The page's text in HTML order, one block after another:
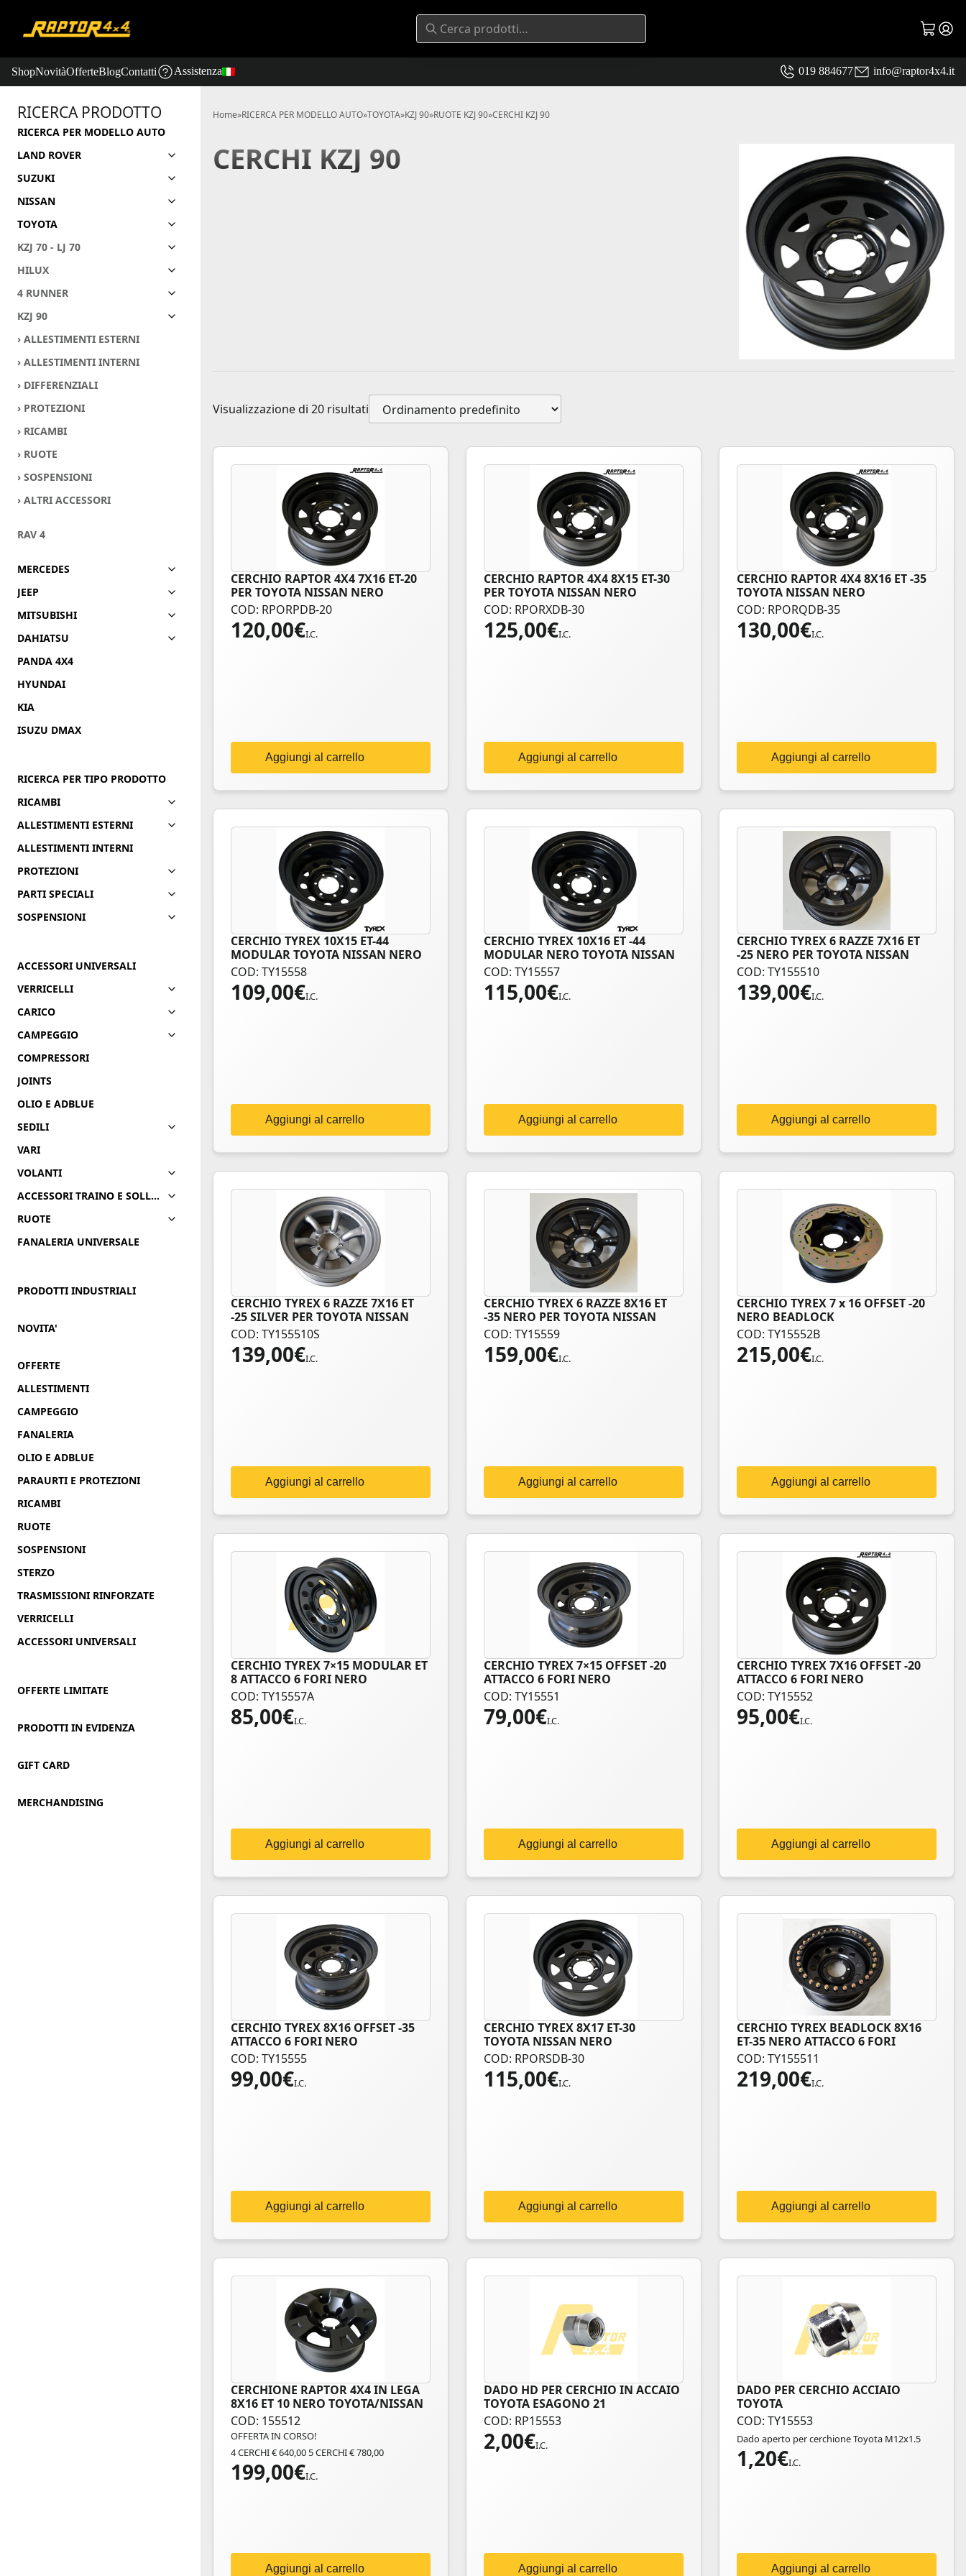
ShopNovitàOfferteBlogContatti Assistenza 019 884677 info@raptor4x4.it
RICERCA PRODOTTO
RICERCA PER MODELLO AUTO
LAND ROVER
SUZUKI
NISSAN
TOYOTA
KZJ 70 - LJ 70
HILUX
4 RUNNER
KZJ 90
› ALLESTIMENTI ESTERNI
› ALLESTIMENTI INTERNI
› DIFFERENZIALI
› PROTEZIONI
› RICAMBI
› RUOTE
› SOSPENSIONI
› ALTRI ACCESSORI
RAV 4
MERCEDES
JEEP
MITSUBISHI
DAHIATSU
PANDA 4X4
HYUNDAI
KIA
ISUZU DMAX
RICERCA PER TIPO PRODOTTO
RICAMBI
ALLESTIMENTI ESTERNI
ALLESTIMENTI INTERNI
PROTEZIONI
PARTI SPECIALI
SOSPENSIONI
ACCESSORI UNIVERSALI
VERRICELLI
CARICO
CAMPEGGIO
COMPRESSORI
JOINTS
OLIO E ADBLUE
SEDILI
VARI
VOLANTI
ACCESSORI TRAINO E SOLLEVAMENTO
RUOTE
FANALERIA UNIVERSALE
PRODOTTI INDUSTRIALI
NOVITA'
OFFERTE
ALLESTIMENTI
CAMPEGGIO
FANALERIA
OLIO E ADBLUE
PARAURTI E PROTEZIONI
RICAMBI
RUOTE
SOSPENSIONI
STERZO
TRASMISSIONI RINFORZATE
VERRICELLI
ACCESSORI UNIVERSALI
OFFERTE LIMITATE
PRODOTTI IN EVIDENZA
GIFT CARD
MERCHANDISING
Home»RICERCA PER MODELLO AUTO»TOYOTA»KZJ 90»RUOTE KZJ 90»CERCHI KZJ 90
CERCHI KZJ 90
Visualizzazione di 20 risultati
CERCHIO RAPTOR 4X4 7X16 ET-20
PER TOYOTA NISSAN NERO
COD: RPORPDB-20
120,00€I.C.
Aggiungi al carrello
CERCHIO RAPTOR 4X4 8X15 ET-30
PER TOYOTA NISSAN NERO
COD: RPORXDB-30
125,00€I.C.
Aggiungi al carrello
CERCHIO RAPTOR 4X4 8X16 ET -35
TOYOTA NISSAN NERO
COD: RPORQDB-35
130,00€I.C.
Aggiungi al carrello
CERCHIO TYREX 10X15 ET-44
MODULAR TOYOTA NISSAN NERO
COD: TY15558
109,00€I.C.
Aggiungi al carrello
CERCHIO TYREX 10X16 ET -44
MODULAR NERO TOYOTA NISSAN
COD: TY15557
115,00€I.C.
Aggiungi al carrello
CERCHIO TYREX 6 RAZZE 7X16 ET
-25 NERO PER TOYOTA NISSAN
COD: TY155510
139,00€I.C.
Aggiungi al carrello
CERCHIO TYREX 6 RAZZE 7X16 ET
-25 SILVER PER TOYOTA NISSAN
COD: TY155510S
139,00€I.C.
Aggiungi al carrello
CERCHIO TYREX 6 RAZZE 8X16 ET
-35 NERO PER TOYOTA NISSAN
COD: TY15559
159,00€I.C.
Aggiungi al carrello
CERCHIO TYREX 7 x 16 OFFSET -20
NERO BEADLOCK
COD: TY15552B
215,00€I.C.
Aggiungi al carrello
CERCHIO TYREX 7×15 MODULAR ET
8 ATTACCO 6 FORI NERO
COD: TY15557A
85,00€I.C.
Aggiungi al carrello
CERCHIO TYREX 7×15 OFFSET -20
ATTACCO 6 FORI NERO
COD: TY15551
79,00€I.C.
Aggiungi al carrello
CERCHIO TYREX 7X16 OFFSET -20
ATTACCO 6 FORI NERO
COD: TY15552
95,00€I.C.
Aggiungi al carrello
CERCHIO TYREX 8X16 OFFSET -35
ATTACCO 6 FORI NERO
COD: TY15555
99,00€I.C.
Aggiungi al carrello
CERCHIO TYREX 8X17 ET-30
TOYOTA NISSAN NERO
COD: RPORSDB-30
115,00€I.C.
Aggiungi al carrello
CERCHIO TYREX BEADLOCK 8X16
ET-35 NERO ATTACCO 6 FORI
COD: TY155511
219,00€I.C.
Aggiungi al carrello
CERCHIONE RAPTOR 4X4 IN LEGA
8X16 ET 10 NERO TOYOTA/NISSAN
COD: 155512
OFFERTA IN CORSO!
4 CERCHI € 640,00 5 CERCHI € 780,00
199,00€I.C.
Aggiungi al carrello
DADO HD PER CERCHIO IN ACCAIO
TOYOTA ESAGONO 21
COD: RP15553
2,00€I.C.
Aggiungi al carrello
DADO PER CERCHIO ACCIAIO
TOYOTA
COD: TY15553
Dado aperto per cerchione Toyota M12x1.5
1,20€I.C.
Aggiungi al carrello